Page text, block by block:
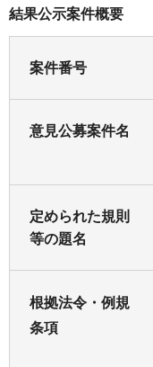
結果公示案件概要
案件番号
意見公募案件名
定められた規則
等の題名
根拠法令・例規
条項